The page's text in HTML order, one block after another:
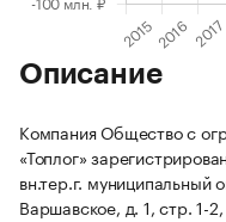
Описание
Компания Общество с
«Топлог»
вн.тер.г. муниципальный
Варшавское, д. 1, стр. 1-